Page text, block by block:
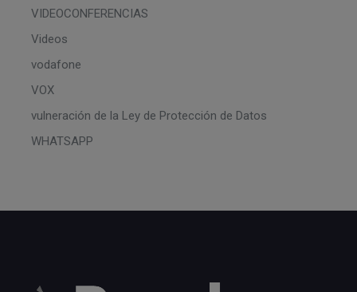
VIDEOCONFERENCIAS
Videos
vodafone
VOX
vulneración de la Ley de Protección de Datos
WHATSAPP